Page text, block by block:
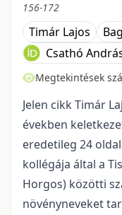
156-172
Timár Lajos
Csathó
Megtekintések
Jelen cikk Timár
években
eredetileg 24
kollégája által a
Horgos) közötti
növényneveket